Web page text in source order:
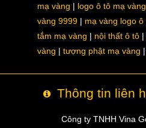
mạ vàng
logo ô tô mạ vàng
vàng 9999
mạ vàng logo ô
tắm mạ vàng
nội thất ô tô
vàng
tượng phật mạ vàng
Thông tin liên
Công ty TNHH Vina